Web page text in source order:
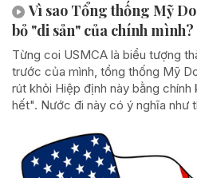
Vì sao Tổng thống Mỹ
bỏ "di sản" của chính mình?
Từng coi USMCA là biểu tượng
trước của mình, tổng thống Mỹ
rút khỏi Hiệp định này bằng
hết". Nước đi này có ý nghĩa như